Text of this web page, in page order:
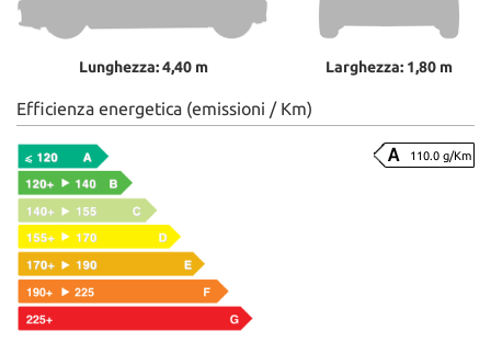
Lunghezza: 4,40 m Larghezza: 1,80 m
Efficienza energetica (emissioni / Km)
110.0 g/Km